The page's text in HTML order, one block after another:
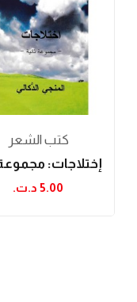
كتب الشعر
5.00 د.ت.‏